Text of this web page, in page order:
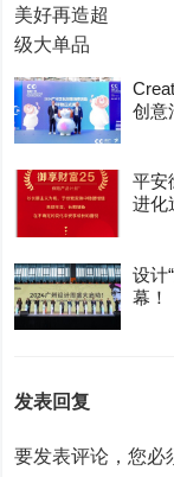
创意
平安
进化
设计
幕！
发表回复
要发表评论，您必